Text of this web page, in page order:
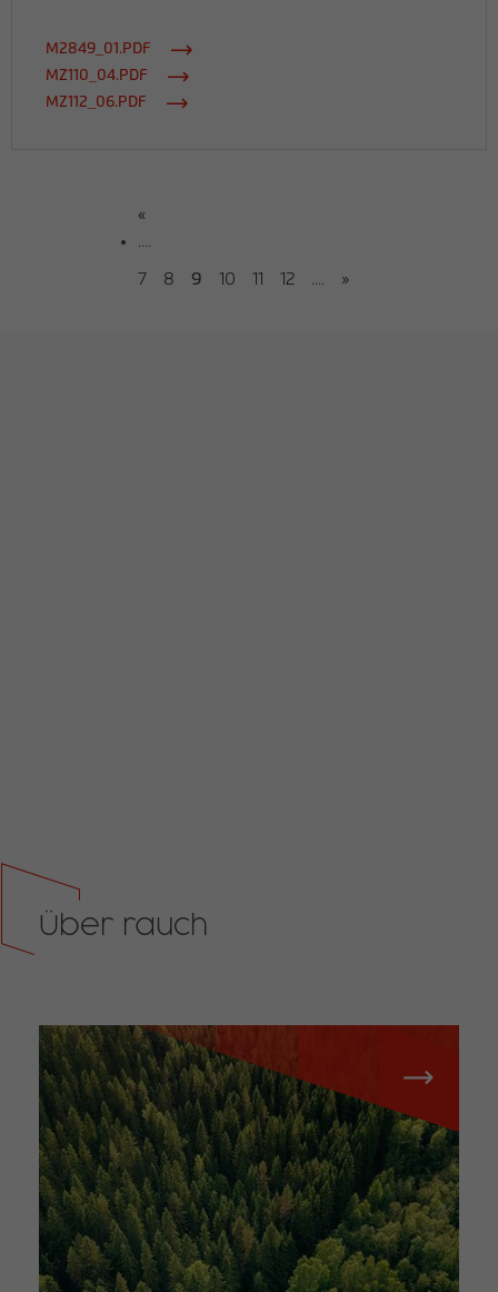
M2849_01.PDF
MZ110_04.PDF
MZ112_06.PDF
«
....
7 8 9 10 11 12 .... »
Über rauch